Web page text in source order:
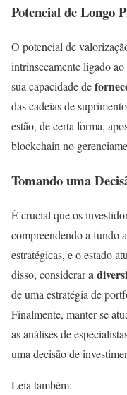
Potencial de Longo
O potencial de
intrinsecamente ligado ao
sua capacidade de
das cadeias de
estão, de certa forma,
blockchain no
Tomando uma
É crucial que os
compreendendo a fundo
estratégicas, e o estado
disso, considerara
de uma estratégia de
Finalmente, manter-se
as análises de
uma decisão de
Leia também: